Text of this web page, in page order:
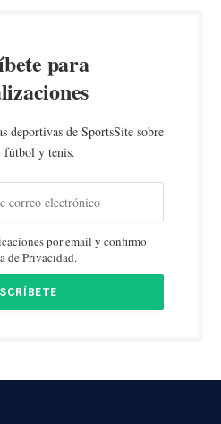
para
deportivas de SportsSite sobre
y tenis.
por email y confirmo
de Privacidad.